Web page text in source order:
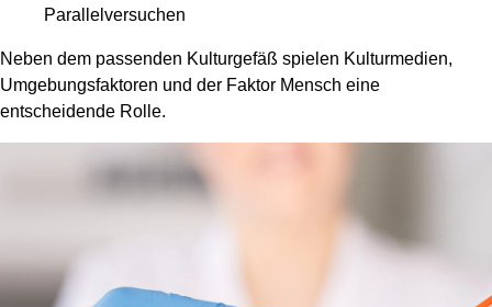
Parallelversuchen
Neben dem passenden Kulturgefäß spielen Kulturmedien,
Umgebungsfaktoren und der Faktor Mensch eine
entscheidende Rolle.